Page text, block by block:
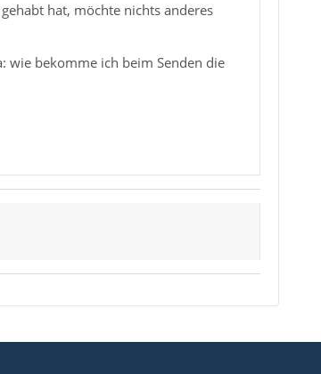
hat, möchte nichts anderes
wie bekomme ich beim Senden die